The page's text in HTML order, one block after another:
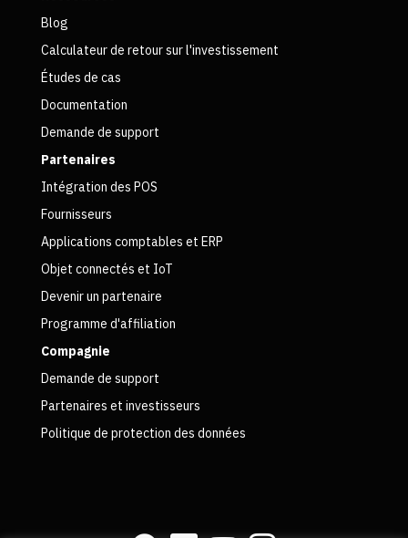
Blog
Calculateur de retour sur l'investissement
Études de cas
Documentation
Demande de support
Partenaires
Intégration des POS
Fournisseurs
Applications comptables et ERP
Objet connectés et IoT
Devenir un partenaire
Programme d'affiliation
Compagnie
Demande de support
Partenaires et investisseurs
Politique de protection des données